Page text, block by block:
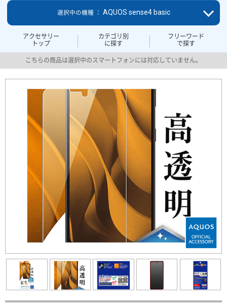
アクセサリー
トップ
カテゴリ別
に探す
フリーワード
で探す
選択中の機種 ： AQUOS sense4 basic
こちらの商品は選択中のスマートフォンには対応していません。